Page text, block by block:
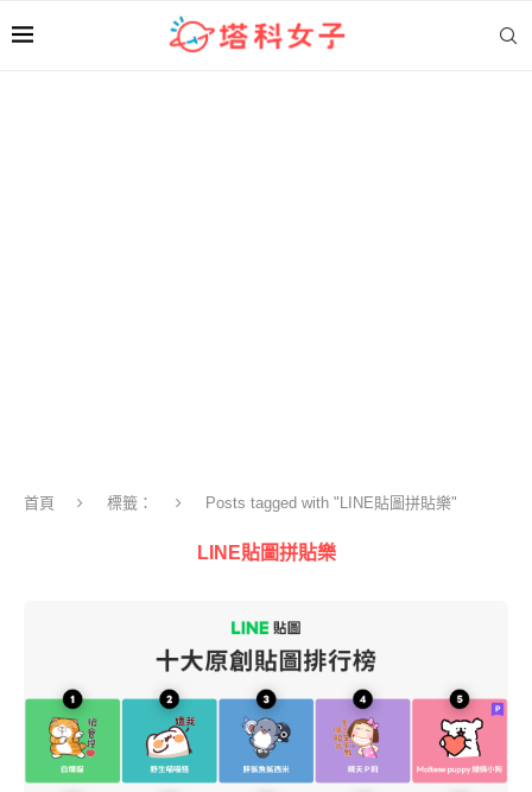
首頁 標籤： Posts tagged with "LINE貼圖拼貼樂"
LINE貼圖拼貼樂